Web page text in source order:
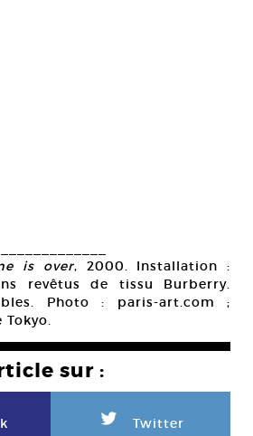
is over, 2000. Installation :
revêtus de tissu Burberry.
Photo : paris-art.com ;
Tokyo.
sur :
L Twitter